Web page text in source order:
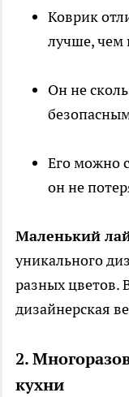
Коврик
лучше, чем
Он не
Его можно
он не
Маленький
уникального
разных цветов.
дизайнерская
2.
кухни